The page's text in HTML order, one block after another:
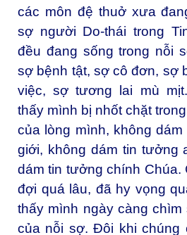
các môn đệ thuở xưa
sợ người Do-thái trong
đều đang sống trong nỗi
sợ bệnh tật, sợ cô đơn, sợ
việc, sợ tương lai mù
thấy mình bị nhốt chặt
của lòng mình, không
giới, không dám tin tưởng
dám tin tưởng chính Chúa.
đợi quá lâu, đã hy vọng
thấy mình ngày càng chìm
của nỗi sợ. Đôi khi chúng